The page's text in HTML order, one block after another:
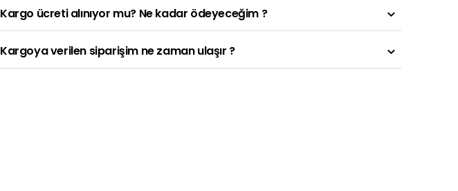
Kargo ücreti alınıyor mu? Ne kadar ödeyeceğim ?
Kargoya verilen siparişim ne zaman ulaşır ?